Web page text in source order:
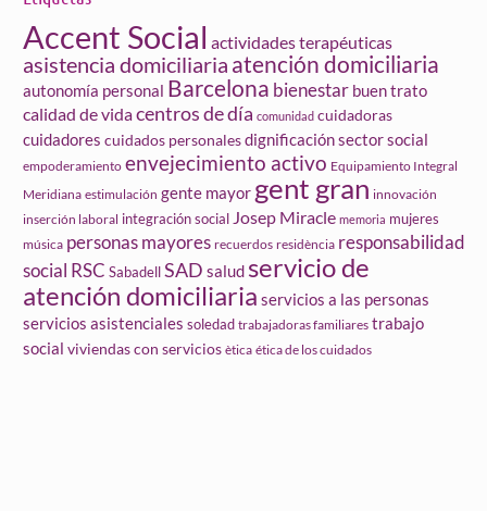
Accent Social actividades terapéuticas
asistencia domiciliaria atención domiciliaria
autonomía personal Barcelona bienestar buen trato
calidad de vidacentros de día comunidad cuidadoras
cuidadores cuidados personalesdignificación sector social
empoderamiento envejecimiento activo Equipamiento Integral
Meridiana estimulación gente mayor gent gran innovación
inserción laboral integración social Josep Miracle memoria mujeres
música personas mayores recuerdos residència responsabilidad
social RSC SabadellSAD salud servicio de
atención domiciliaria servicios a las personas
servicios asistenciales soledad trabajadoras familiares trabajo
social viviendas con servicios ètica ética de los cuidados